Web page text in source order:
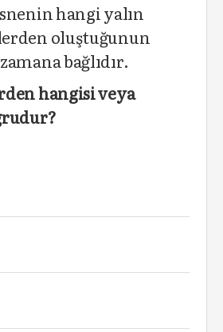
hangi yalın
oluştuğunun
bağlıdır.
hangisi veya